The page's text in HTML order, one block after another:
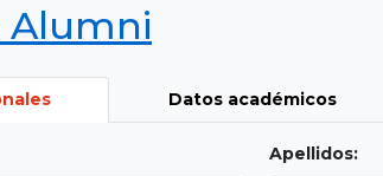
Alumni
Datos académicos
Apellidos: